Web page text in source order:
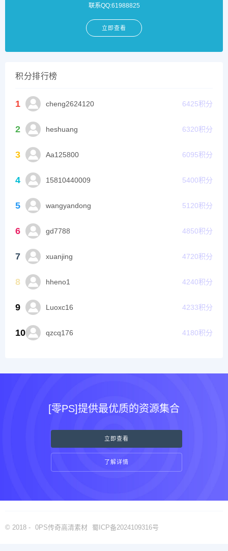
联系QQ:61988825
立即查看
积分排行榜
1 cheng2624120 6425积分
2 heshuang 6320积分
3 Aa125800 6095积分
4 15810440009 5400积分
5 wangyandong 5120积分
6 gd7788 4850积分
7 xuanjing 4720积分
8 hheno1 4240积分
9 Luoxc16 4233积分
10 qzcq176 4180积分
[零PS]提供最优质的资源集合
立即查看
了解详情
© 2018 - 0PS传奇高清素材 蜀ICP备2024109316号